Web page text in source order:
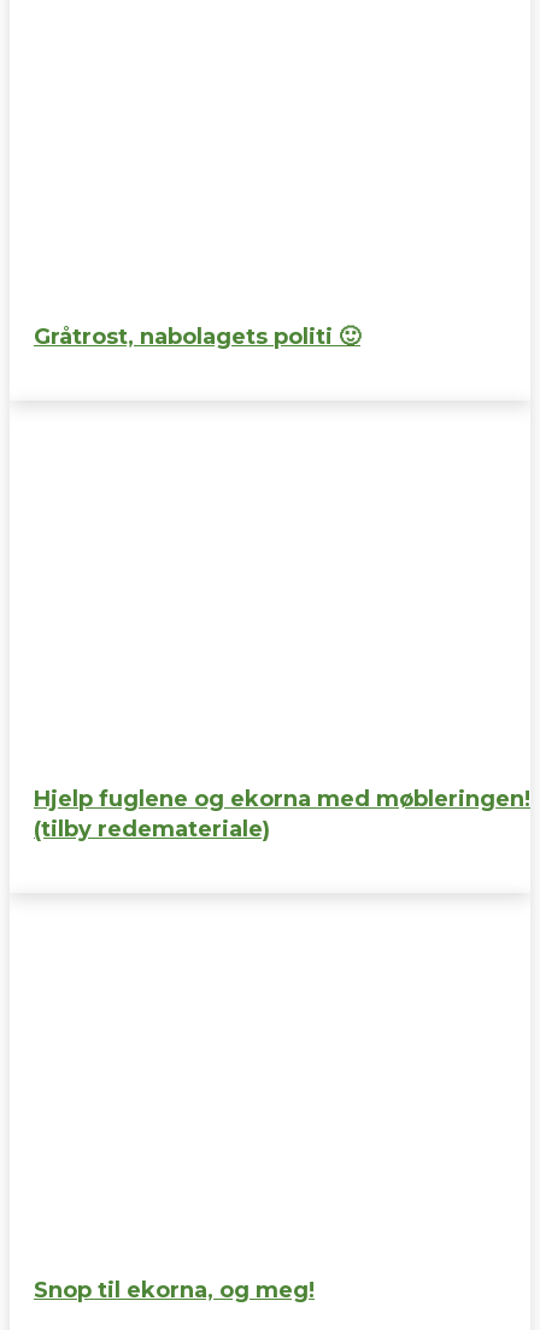
Gråtrost, nabolagets politi 🙂
Hjelp fuglene og ekorna med møbleringen!
(tilby redemateriale)
Snop til ekorna, og meg!